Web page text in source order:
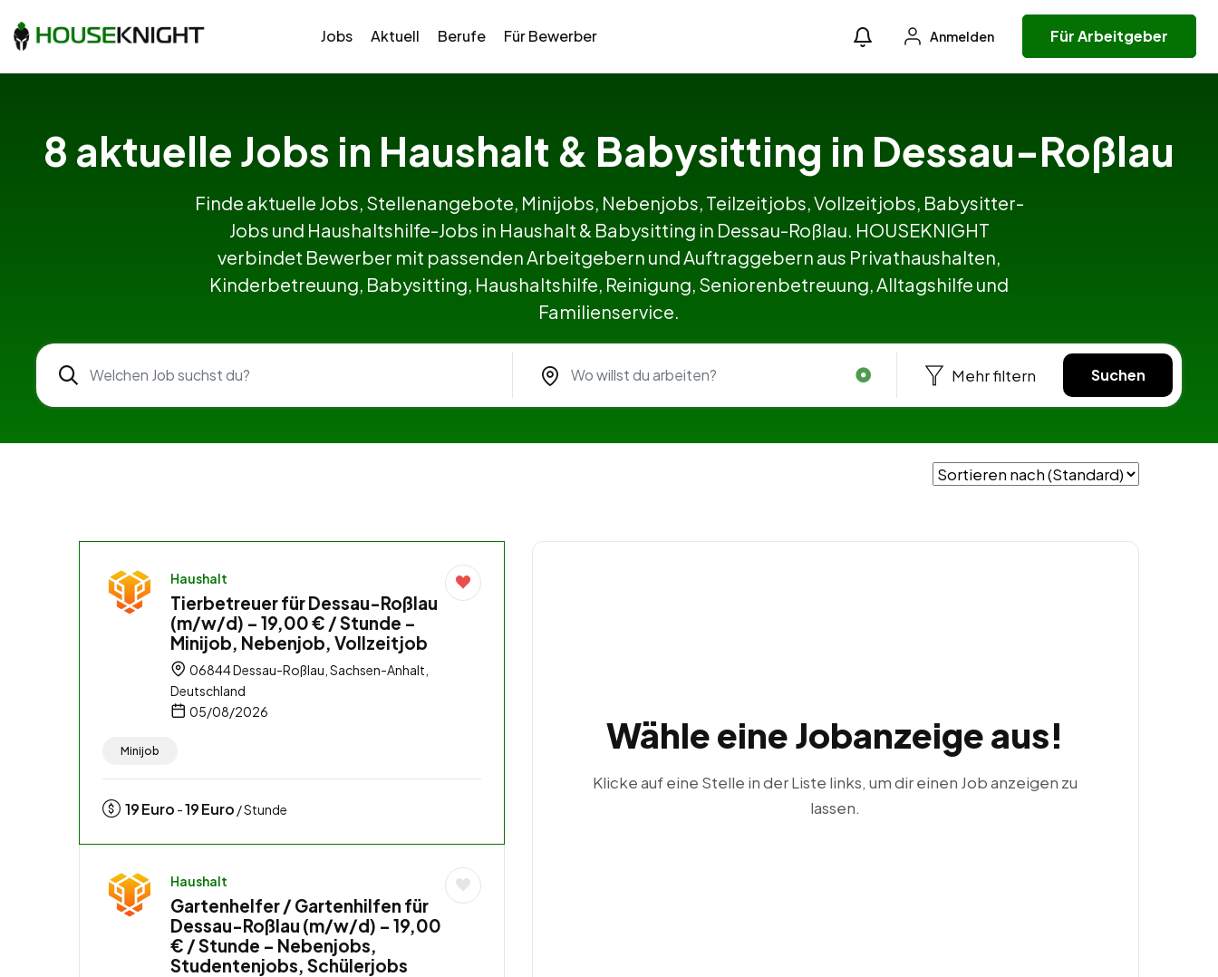
Jobs Aktuell Berufe Für Bewerber Anmelden Für Arbeitgeber
8 aktuelle Jobs in Haushalt & Babysitting in Dessau-Roßlau
Finde aktuelle Jobs, Stellenangebote, Minijobs, Nebenjobs, Teilzeitjobs, Vollzeitjobs, Babysitter-
Jobs und Haushaltshilfe-Jobs in Haushalt & Babysitting in Dessau-Roßlau. HOUSEKNIGHT
verbindet Bewerber mit passenden Arbeitgebern und Auftraggebern aus Privathaushalten,
Kinderbetreuung, Babysitting, Haushaltshilfe, Reinigung, Seniorenbetreuung, Alltagshilfe und
Familienservice.
Mehr filtern Suchen
Haushalt
Tierbetreuer für Dessau-Roßlau
(m/w/d) – 19,00 € / Stunde –
Minijob, Nebenjob, Vollzeitjob
06844 Dessau-Roßlau, Sachsen-Anhalt,
Deutschland
05/08/2026
Minijob
19Euro -19Euro / Stunde
Haushalt
Gartenhelfer / Gartenhilfen für
Dessau-Roßlau (m/w/d) – 19,00
€ / Stunde – Nebenjobs,
Studentenjobs, Schülerjobs
Wähle eine Jobanzeige aus!
Klicke auf eine Stelle in der Liste links, um dir einen Job anzeigen zu
lassen.